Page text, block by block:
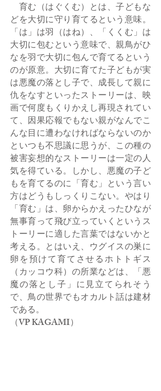
育む（はぐくむ）とは、子どもな
どを大切に守り育てるという意味。
「は」は羽（はね）、「くくむ」は
大切に包むという意味で、親鳥がひ
なを羽で大切に包んで育てるという
のが原意。大切に育てた子どもが実
は悪魔の落とし子で、成長して親に
仇をなすといったストーリーは、映
画で何度もくりかえし再現されてい
て、因果応報でもない親がなんでこ
んな目に遭わなければならないのか
といつも不思議に思うが、この種の
被害妄想的なストーリーは一定の人
気を得ている。しかし、悪魔の子ど
もを育てるのに「育む」という言い
方はどうもしっくりこない。やはり
「育む」は、卵からかえったひなが
無事育って飛び立っていくというス
トーリーに適した言葉ではないかと
考える。とはいえ、ウグイスの巣に
卵を預けて育てさせるホトトギス
（カッコウ科）の所業などは、「悪
魔の落とし子」に見立てられそう
で、鳥の世界でもオカルト話は建材
である。
​（VP KAGAMI）